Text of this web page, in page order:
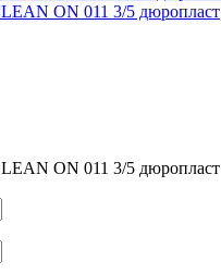
ON 011 3/5 дюропласт
ON 011 3/5 дюропласт